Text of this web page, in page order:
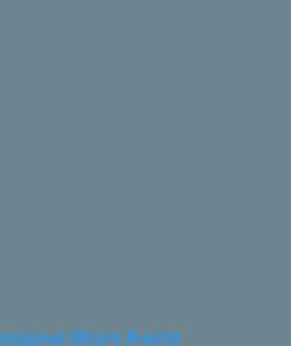
Bhumi Arema